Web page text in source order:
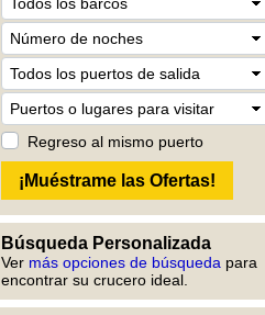
Regreso al mismo puerto
Búsqueda Personalizada
Ver más opciones de búsqueda para
encontrar su crucero ideal.